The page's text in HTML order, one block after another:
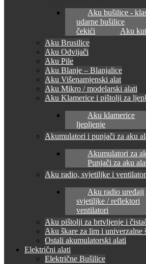
Aku bušilice -
udarne bušilice
čekići
Aku
Aku Brusilice
Aku Odvijači
Aku Pile
Aku Blanje – Blanjalice
Aku Višenamjenski alat
Aku Mikro / modelarski alati
Aku Klamerice i pištolji za
Aku klamerice
ljepljenje
Akumulatori i punjači za aku
Akumulatori za
Punjači za aku
Aku radio, svjetiljke i
Aku radio uređaji
svjetiljke / reflektori
ventilatori
Aku pištolji za brtvljenje i
Aku škare za lim i univerzalne
Ostali akumulatorski alati
Električni alati
Električne Bušilice